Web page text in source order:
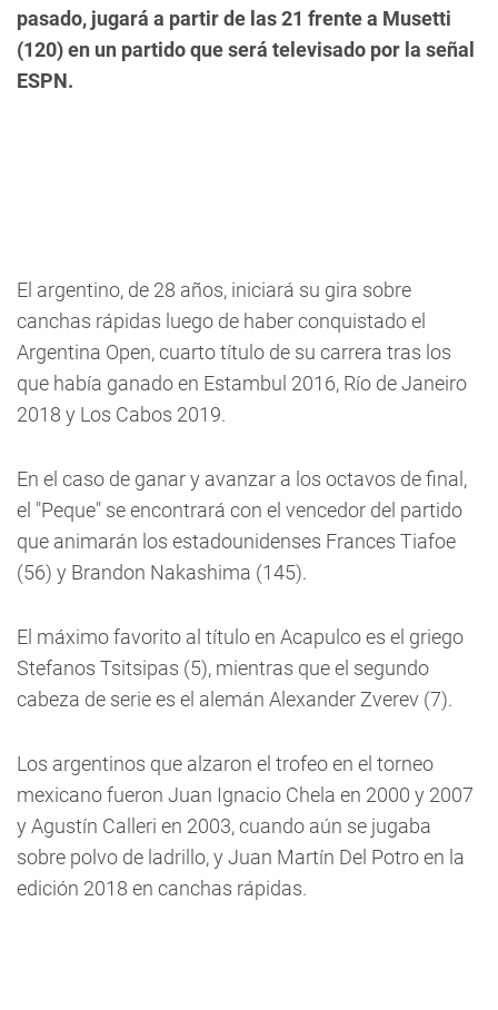
pasado, jugará a partir de las 21 frente a Musetti
(120) en un partido que será televisado por la señal
ESPN.
El argentino, de 28 años, iniciará su gira sobre
canchas rápidas luego de haber conquistado el
Argentina Open, cuarto título de su carrera tras los
que había ganado en Estambul 2016, Río de Janeiro
2018 y Los Cabos 2019.
En el caso de ganar y avanzar a los octavos de final,
el "Peque" se encontrará con el vencedor del partido
que animarán los estadounidenses Frances Tiafoe
(56) y Brandon Nakashima (145).
El máximo favorito al título en Acapulco es el griego
Stefanos Tsitsipas (5), mientras que el segundo
cabeza de serie es el alemán Alexander Zverev (7).
Los argentinos que alzaron el trofeo en el torneo
mexicano fueron Juan Ignacio Chela en 2000 y 2007
y Agustín Calleri en 2003, cuando aún se jugaba
sobre polvo de ladrillo, y Juan Martín Del Potro en la
edición 2018 en canchas rápidas.